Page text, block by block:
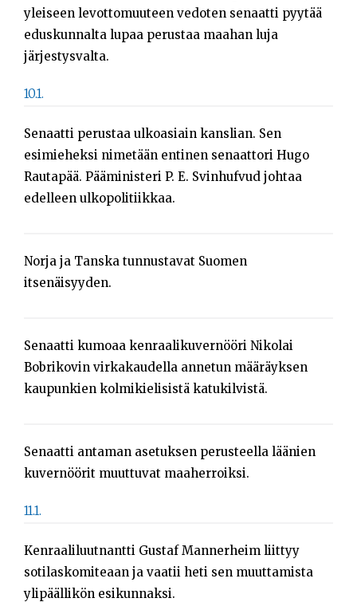
yleiseen levottomuuteen vedoten senaatti pyytää
eduskunnalta lupaa perustaa maahan luja
järjestysvalta.
10.1.
Senaatti perustaa ulkoasiain kanslian. Sen
esimieheksi nimetään entinen senaattori Hugo
Rautapää. Pääministeri P. E. Svinhufvud johtaa
edelleen ulkopolitiikkaa.
Norja ja Tanska tunnustavat Suomen
itsenäisyyden.
Senaatti kumoaa kenraalikuvernööri Nikolai
Bobrikovin virkakaudella annetun määräyksen
kaupunkien kolmikielisistä katukilvistä.
Senaatti antaman asetuksen perusteella läänien
kuvernöörit muuttuvat maaherroiksi.
11.1.
Kenraaliluutnantti Gustaf Mannerheim liittyy
sotilaskomiteaan ja vaatii heti sen muuttamista
ylipäällikön esikunnaksi.